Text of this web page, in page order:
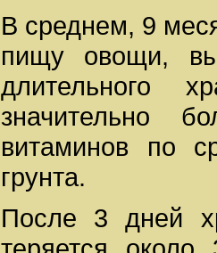
В среднем, 9
пищу овощи,
длительного
значительно
витаминов по
грунта.
После 3 дней